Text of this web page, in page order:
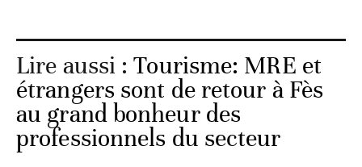
Lire aussi :Tourisme: MRE et
étrangers sont de retour à Fès
au grand bonheur des
professionnels du secteur